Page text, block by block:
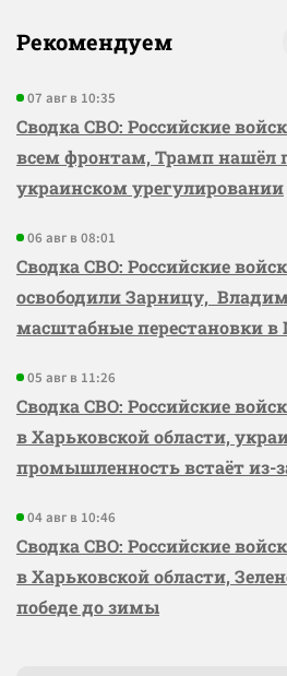
Рекомендуем
07 авг в 10:35
Сводка СВО: Российские
всем фронтам, Трамп нашёл
украинском урегулировании
06 авг в 08:01
Сводка СВО: Российские
освободили Зарницу,
масштабные перестановки
05 авг в 11:26
Сводка СВО: Российские
в Харьковской области,
промышленность встаёт из-
04 авг в 10:46
Сводка СВО: Российские
в Харьковской области,
победе до зимы